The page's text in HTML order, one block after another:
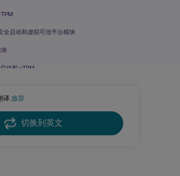
译.放弃
切换到英文
启动和虚拟可信平台模块
块
动和 vTPM